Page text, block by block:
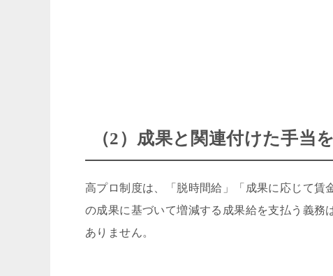
（2）成果と関連付けた手当
高プロ制度は、「脱時間給」「成果に応じて
の成果に基づいて増減する成果給を支払う義務
ありません。